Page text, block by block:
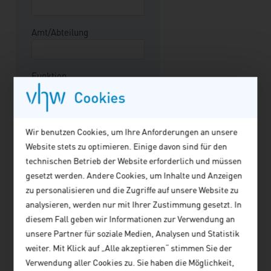
Cookies
Wir benutzen Cookies, um Ihre Anforderungen an unsere
Website stets zu optimieren. Einige davon sind für den
technischen Betrieb der Website erforderlich und müssen
gesetzt werden. Andere Cookies, um Inhalte und Anzeigen
zu personalisieren und die Zugriffe auf unsere Website zu
analysieren, werden nur mit Ihrer Zustimmung gesetzt. In
diesem Fall geben wir Informationen zur Verwendung an
unsere Partner für soziale Medien, Analysen und Statistik
weiter. Mit Klick auf „Alle akzeptieren“ stimmen Sie der
Verwendung aller Cookies zu. Sie haben die Möglichkeit,
Stadtentwicklung vonnöten.
Amt/Abteilung
Funktion
Postleitzahl*
Ort*
Telefon*